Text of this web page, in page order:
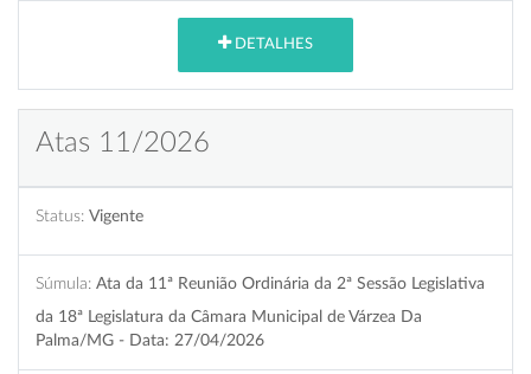
DETALHES
Atas 11/2026
Status: Vigente
Súmula: Ata da 11ª Reunião Ordinária da 2ª Sessão Legislativa
da 18ª Legislatura da Câmara Municipal de Várzea Da
Palma/MG - Data: 27/04/2026